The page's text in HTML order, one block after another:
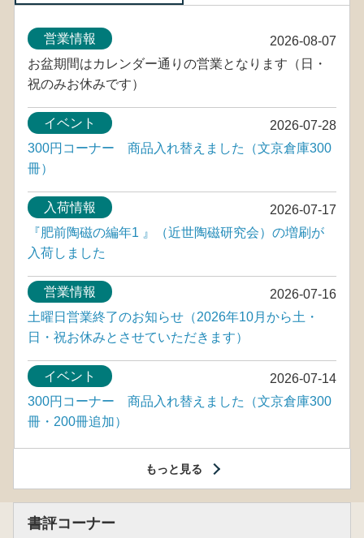
2026-08-07
営業情報
お盆期間はカレンダー通りの営業となります（日・
祝のみお休みです）
2026-07-28
イベント
300円コーナー 商品入れ替えました（文京倉庫300
冊）
2026-07-17
入荷情報
『肥前陶磁の編年1 』（近世陶磁研究会）の増刷が
入荷しました
2026-07-16
営業情報
土曜日営業終了のお知らせ（2026年10月から土・
日・祝お休みとさせていただきます）
2026-07-14
イベント
300円コーナー 商品入れ替えました（文京倉庫300
冊・200冊追加）
もっと見る
書評コーナー